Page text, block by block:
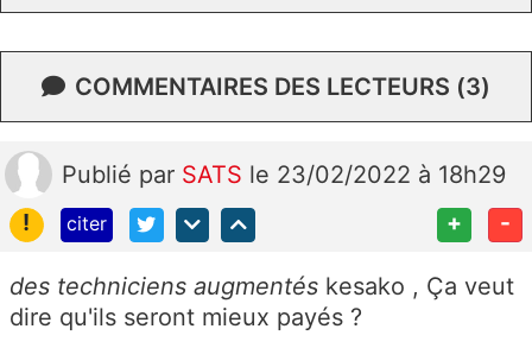
COMMENTAIRES DES LECTEURS (3)
Publié par SATS le 23/02/2022 à 18h29
!
citer + -
des techniciens augmentés kesako , Ça veut
dire qu'ils seront mieux payés ?